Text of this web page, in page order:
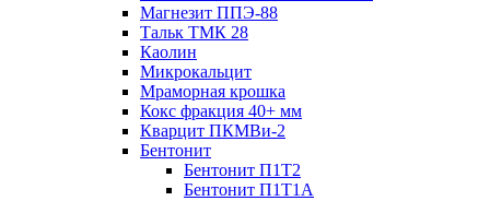
Магнезит ППЭ-88
Тальк ТМК 28
Каолин
Микрокальцит
Мраморная крошка
Кокс фракция 40+ мм
Кварцит ПКМВи-2
Бентонит
Бентонит П1Т2
Бентонит П1Т1А